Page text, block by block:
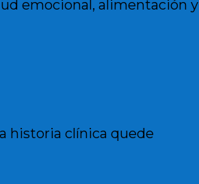
emocional, alimentación y
historia clínica quede